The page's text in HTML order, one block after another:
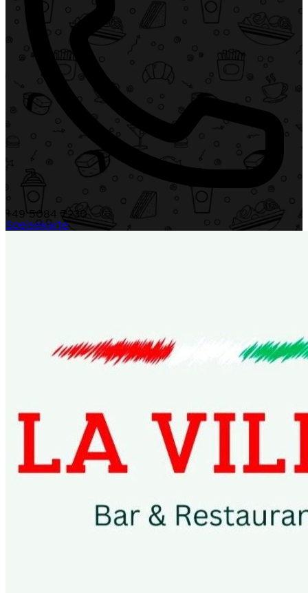
+49 5084 7230
Speisekarte